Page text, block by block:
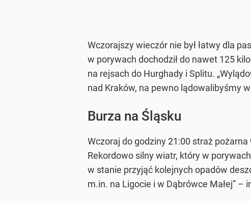
Wczorajszy wieczór nie był łatwy dla
w porywach dochodził do nawet 125
na rejsach do Hurghady i Splitu.
nad Kraków, na pewno lądowalibyśmy
Burza na Śląsku
Wczoraj do godziny 21:00 straż
Rekordowo silny wiatr, który w
w stanie przyjąć kolejnych opadów
m.in. na Ligocie i w Dąbrówce Małej” –